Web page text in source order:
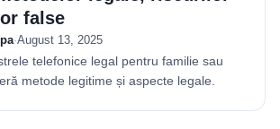
false
·August 13, 2025
telefonice legal pentru familie sau
metode legitime și aspecte legale.